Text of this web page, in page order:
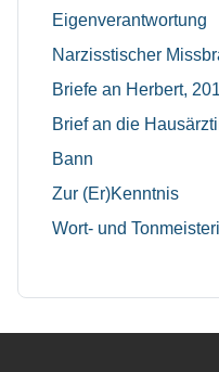
Eigenverantwortung
Narzisstischer
Briefe an Herbert,
Brief an die
Bann
Zur (Er)Kenntnis
Wort- und